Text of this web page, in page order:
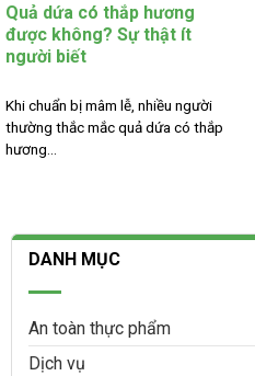
Quả dứa có thắp hương
được không? Sự thật ít
người biết
Khi chuẩn bị mâm lễ, nhiều người
thường thắc mắc quả dứa có thắp
hương...
DANH MỤC
An toàn thực phẩm
Dịch vụ